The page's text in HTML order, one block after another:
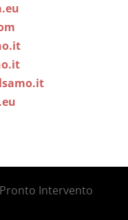
Intervento